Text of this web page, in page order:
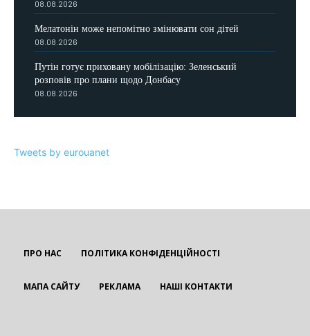
08.08.2026
Мелатонін може непомітно змінювати сон дітей
08.08.2026
Путін готує приховану мобілізацію: Зеленський
розповів про плани щодо Донбасу
08.08.2026
Tweets by eurouanet
ПРО НАС ПОЛІТИКА КОНФІДЕНЦІЙНОСТІ
МАПА САЙТУ РЕКЛАМА НАШІ КОНТАКТИ